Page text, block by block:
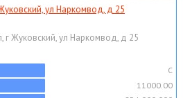
ул Наркомвод, д 25
г Жуковский, ул Наркомвод, д 25
C
11000.00